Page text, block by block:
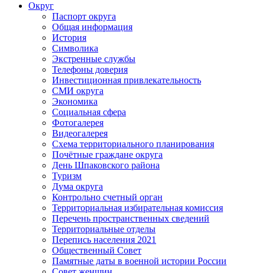
Округ
Паспорт округа
Общая информация
История
Символика
Экстренные службы
Телефоны доверия
Инвестиционная привлекательность
СМИ округа
Экономика
Социальная сфера
Фотогалерея
Видеогалерея
Схема территориального планирования
Почётные граждане округа
День Шпаковского района
Туризм
Дума округа
Контрольно счетный орган
Территориальная избирательная комиссия
Перечень пространственных сведений
Территориальные отделы
Перепись населения 2021
Общественный Совет
Памятные даты в военной истории России